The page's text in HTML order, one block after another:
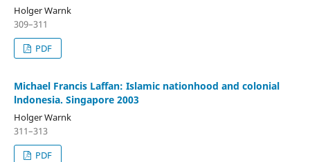
Holger Warnk
309–311
PDF
Michael Francis Laffan: Islamic nationhood and colonial
lndonesia. Singapore 2003
Holger Warnk
311–313
PDF